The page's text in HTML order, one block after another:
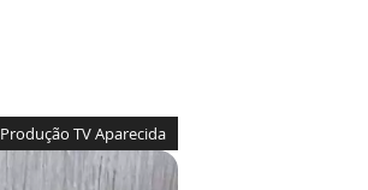
Produção TV Aparecida